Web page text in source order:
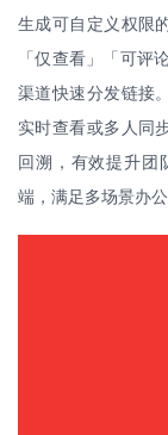
生成可自定义权限
「仅查看」「可评
渠道快速分发链接
实时查看或多人同
回溯，有效提升团
端，满足多场景办公